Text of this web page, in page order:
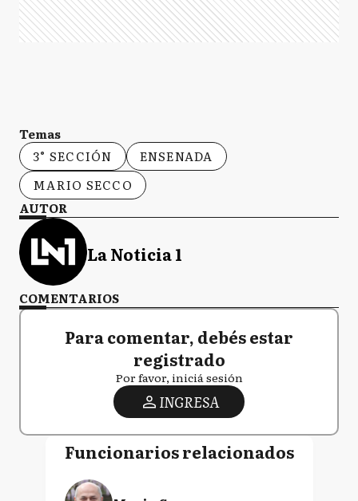
Temas
3° SECCIÓN
ENSENADA
MARIO SECCO
AUTOR
La Noticia 1
COMENTARIOS
Para comentar, debés estar
registrado
Por favor, iniciá sesión
INGRESA
Funcionarios relacionados